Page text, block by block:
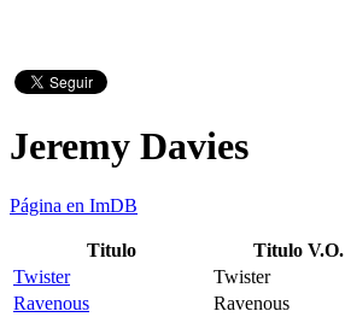
Jeremy Davies
Página en ImDB
Titulo Titulo V.O.
Twister
Twister
Ravenous
Ravenous